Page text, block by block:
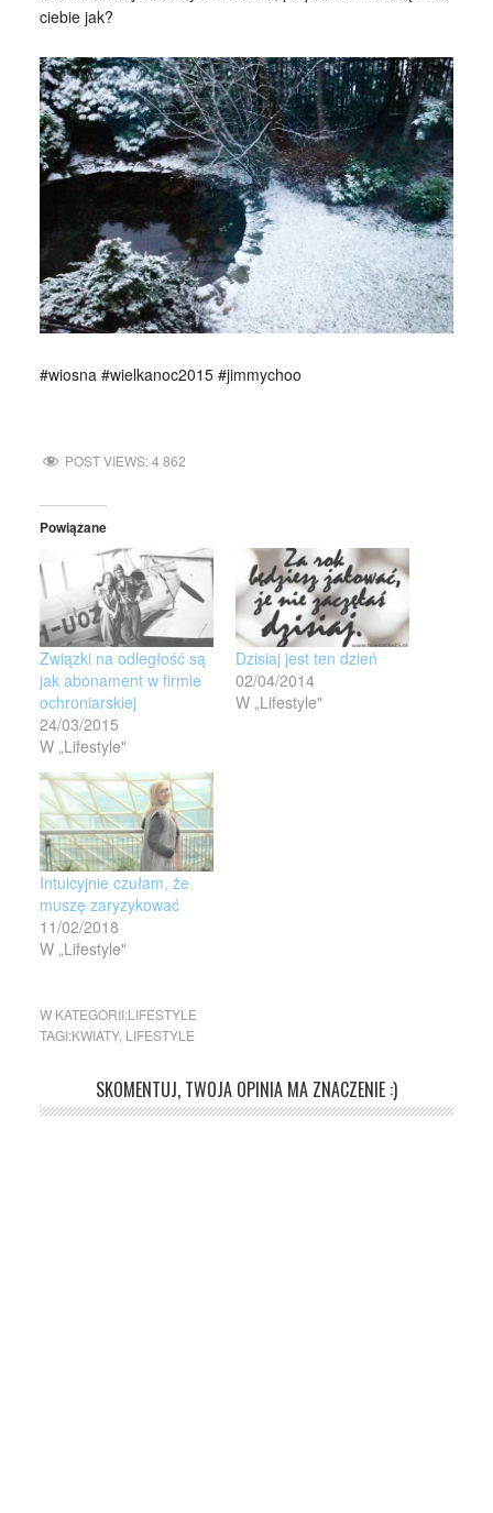
ciebie jak?
#wiosna #wielkanoc2015 #jimmychoo
POST VIEWS:4 862
Powiązane
Związki na odległość są
jak abonament w firmie
ochroniarskiej
24/03/2015
W „Lifestyle"
Dzisiaj jest ten dzień
02/04/2014
W „Lifestyle"
Intuicyjnie czułam, że
muszę zaryzykować
11/02/2018
W „Lifestyle"
W KATEGORII:LIFESTYLE
TAGI:KWIATY, LIFESTYLE
SKOMENTUJ, TWOJA OPINIA MA ZNACZENIE :)